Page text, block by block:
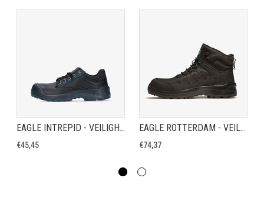
EAGLE INTREPID - VEILIGHEIDSSCHOEN S3
€45,45
EAGLE ROTTERDAM - VEILIGHEIDSSCHOEN S3
€74,37